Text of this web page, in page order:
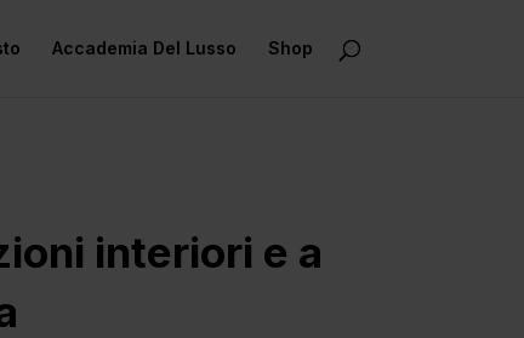
Accademia Del Lusso Shop
interiori e a